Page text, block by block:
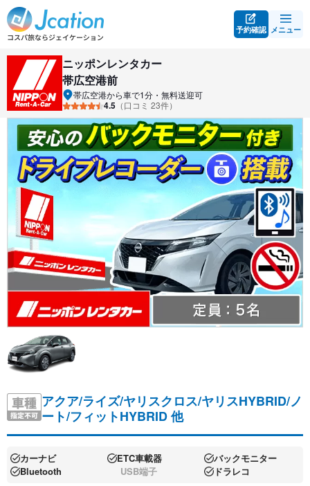
予約確認 メニュー
ニッポンレンタカー
帯広空港前
帯広空港から車で1分・無料送迎可
4.5 （口コミ 23件）
アクア/ライズ/ヤリスクロス/ヤリスHYBRID/ノ
ート/フィットHYBRID 他
カーナビ ETC車載器
バックモニター
Bluetooth
USB端子 ドラレコ